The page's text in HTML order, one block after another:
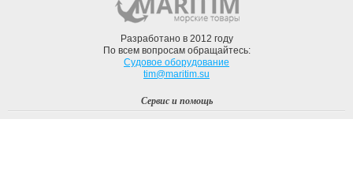
Разработано в 2012 году
По всем вопросам обращайтесь:
Судовое оборудование
tim@maritim.su
Сервис и помощь